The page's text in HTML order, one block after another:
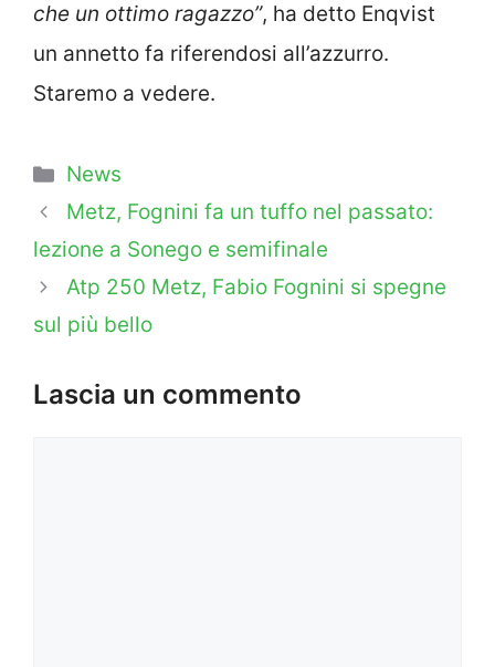
che un ottimo ragazzo”, ha detto Enqvist
un annetto fa riferendosi all’azzurro.
Staremo a vedere.
Categorie
News
Metz, Fognini fa un tuffo nel passato:
lezione a Sonego e semifinale
Atp 250 Metz, Fabio Fognini si spegne
sul più bello
Lascia un commento